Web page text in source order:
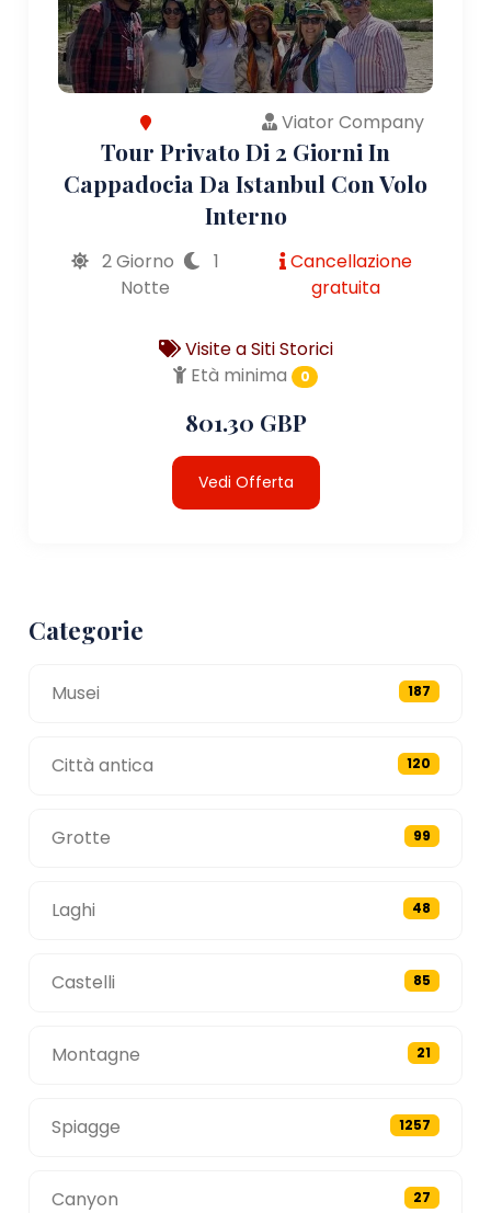
Viator Company
Tour Privato Di 2 Giorni In
Cappadocia Da Istanbul Con Volo
Interno
2 Giorno
1
Notte
Cancellazione
gratuita
Visite a Siti Storici
Età minima
0
801.30 GBP
Vedi Offerta
Categorie
Musei 187
Città antica 120
Grotte 99
Laghi 48
Castelli 85
Montagne 21
Spiagge 1257
Canyon 27